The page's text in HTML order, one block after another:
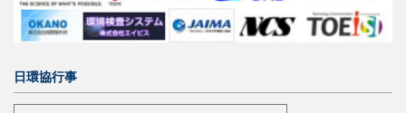
日環協行事